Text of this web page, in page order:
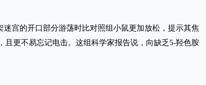
宫的开口部分游荡时比对照组小鼠更加放松，提示其焦
更不易忘记电击。这组科学家报告说，向缺乏5-羟色胺